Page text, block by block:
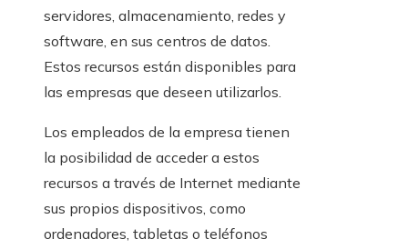
servidores, almacenamiento, redes y
software, en sus centros de datos.
Estos recursos están disponibles para
las empresas que deseen utilizarlos.
Los empleados de la empresa tienen
la posibilidad de acceder a estos
recursos a través de Internet mediante
sus propios dispositivos, como
ordenadores, tabletas o teléfonos